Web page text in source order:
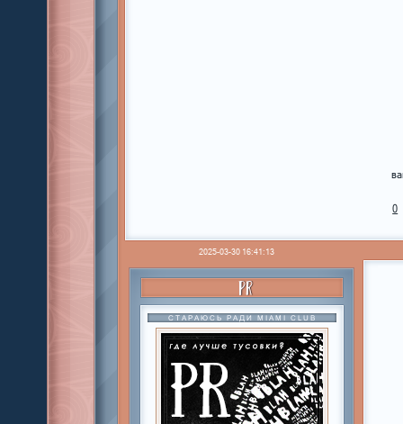
0
2025-03-30 16:41:13
PR
СТАРАЮСЬ РАДИ MIAMI CLUB